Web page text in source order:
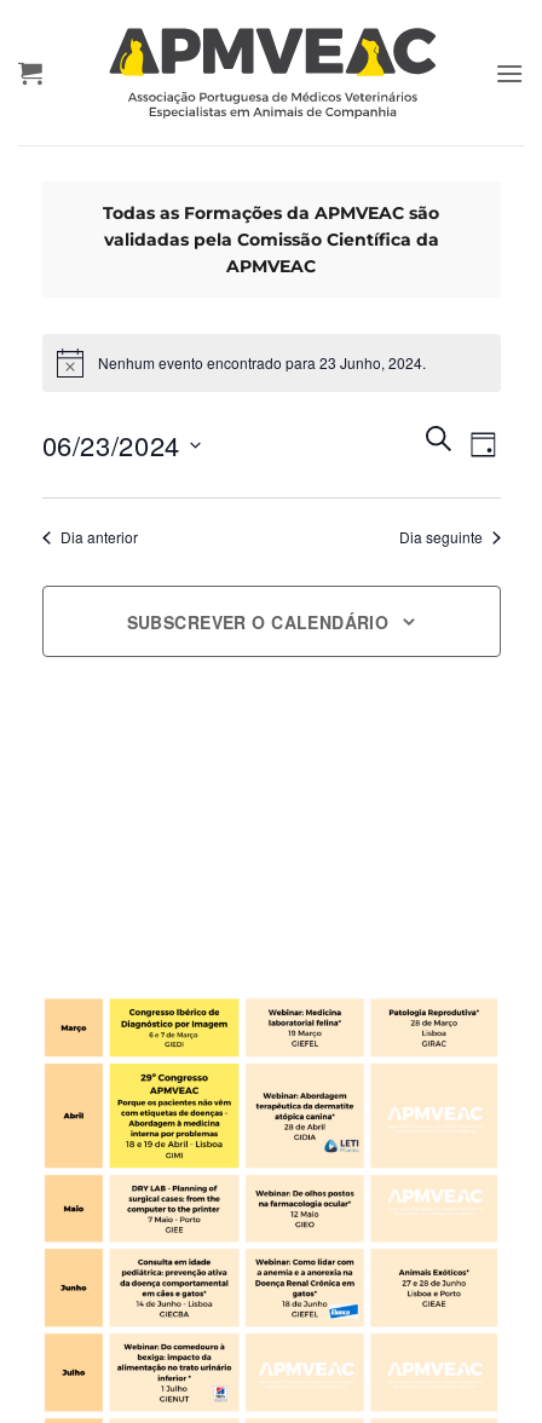
content
Todas as Formações da APMVEAC são
validadas pela Comissão Científica da
APMVEAC
Nenhum evento encontrado para 23 Junho, 2024.
Eventos
Search
and
Views
DIA
06/23/2024
Dia anterior Dia seguinte
SUBSCREVER O CALENDÁRIO